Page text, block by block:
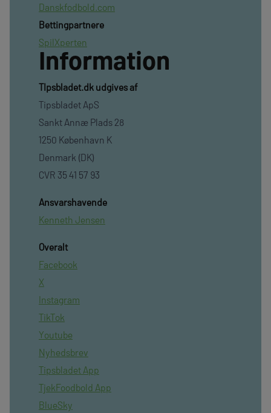
Danskfodbold.com
Bettingpartnere
SpilXperten
Information
TIpsbladet.dk udgives af
Tipsbladet ApS
Sankt Annæ Plads 28
1250 København K
Denmark (DK)
CVR 35 41 57 93
Ansvarshavende
Kenneth Jensen
Overalt
Facebook
X
Instagram
TikTok
Youtube
Nyhedsbrev
Tipsbladet App
TjekFoodbold App
BlueSky